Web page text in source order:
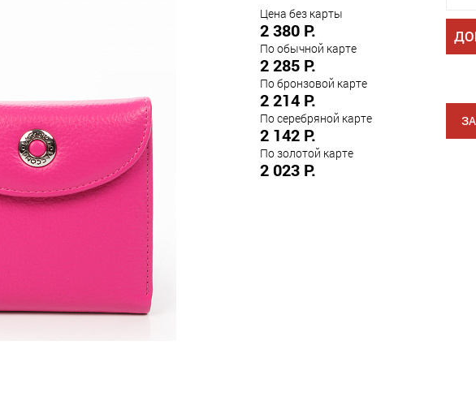
Цена без карты
2 380 Р.
По обычной карте
2 285 Р.
По бронзовой карте
2 214 Р.
По серебряной карте
2 142 Р.
По золотой карте
2 023 Р.